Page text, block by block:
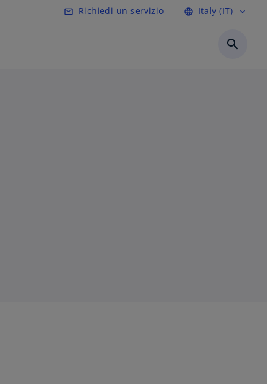
mail_outline Richiedi un servizio language Italy (IT) expand_more
search